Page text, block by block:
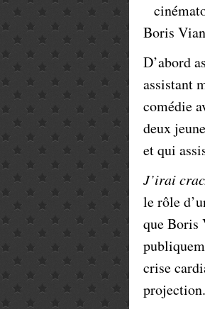
Boris
D’abord
assistant
comédie
deux
et qui
J’irai
le rôle
que Boris
crise
projection.